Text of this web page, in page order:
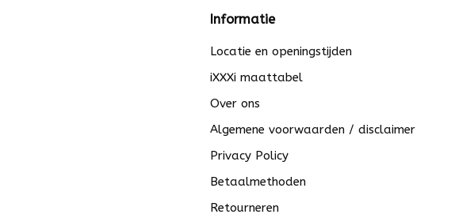
Informatie
Locatie en openingstijden
iXXXi maattabel
Over ons
Algemene voorwaarden / disclaimer
Privacy Policy
Betaalmethoden
Retourneren